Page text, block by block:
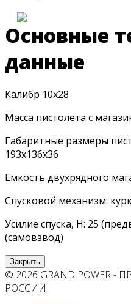
Основные
данные
Калибр 10х28
Масса пистолета с
Габаритные размеры
193х136х36
Емкость двухрядного
Спусковой механизм:
Усилие спуска, Н: 25
(самовзвод)
Закрыть
© 2026 GRAND POWER
РОССИИ